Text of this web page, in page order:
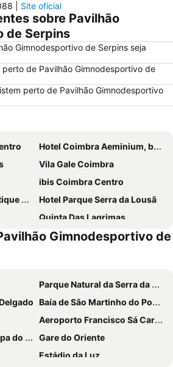
Site oficial
sobre Pavilhão
de Serpins
Gimnodesportivo de Serpins seja
de Pavilhão Gimnodesportivo de
perto de Pavilhão Gimnodesportivo
Hotel Coimbra Aeminium, by Meliá
Vila Gale Coimbra
ibis Coimbra Centro
Hotel Parque Serra da Lousã
Quinta Das Lagrimas
Hotel Rural Quinta da Conchada
Casa de São Bento by PURUS
Hotel Bem Estar
Hotel Botanico de Coimbra
Miguel Torga Room
Casa D'Avó Mila
Gimnodesportivo de
Parque Natural da Serra da Estrela
Baía de São Martinho do Porto
Aeroporto Francisco Sá Carneiro
Gare do Oriente
Estádio da Luz